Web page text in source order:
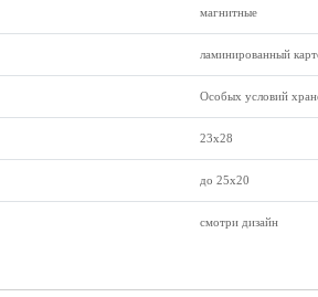
магнитные
ламинированный
Особых условий
23х28
до 25х20
смотри дизайн